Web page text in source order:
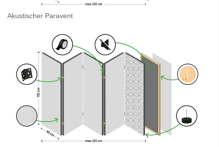
Akustischer Paravent